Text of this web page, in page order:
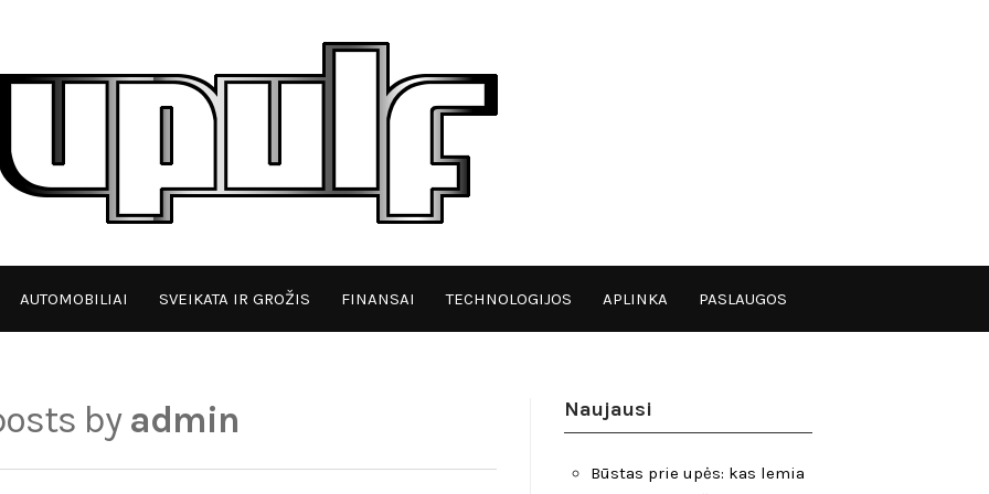
AUTOMOBILIAI SVEIKATA IR GROŽIS FINANSAI TECHNOLOGIJOS APLINKA PASLAUGOS
by admin Naujausi
Būstas prie upės: kas lemia